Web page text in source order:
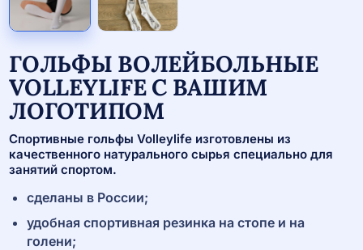
ГОЛЬФЫ ВОЛЕЙБОЛЬНЫЕ
VOLLEYLIFE С ВАШИМ
ЛОГОТИПОМ
Спортивные гольфы Volleylife изготовлены из
качественного натурального сырья специально для
занятий спортом.
сделаны в России;
удобная спортивная резинка на стопе и на
голени;